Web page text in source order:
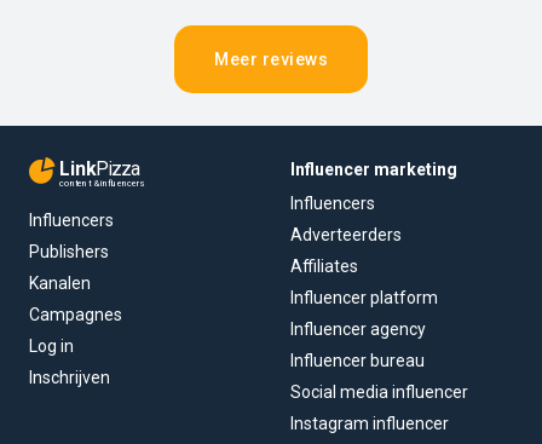
Meer reviews
LinkPizza
content & influencers
Influencers
Publishers
Kanalen
Campagnes
Log in
Inschrijven
Influencer marketing
Influencers
Adverteerders
Affiliates
Influencer platform
Influencer agency
Influencer bureau
Social media influencer
Instagram influencer